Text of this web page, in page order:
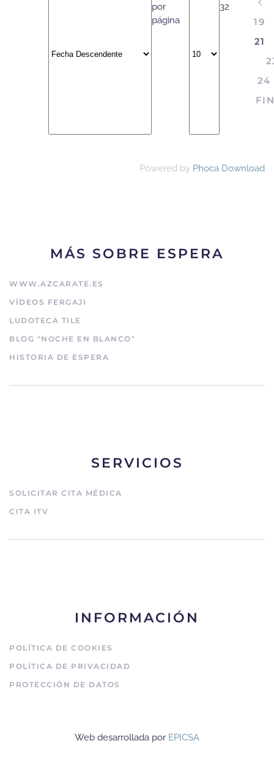
por
página
32
19
21
24
Powered by Phoca Download
MÁS SOBRE ESPERA
WWW.AZCARATE.ES
VÍDEOS FERGAJI
LUDOTECA TILE
BLOG "NOCHE EN BLANCO"
HISTORIA DE ESPERA
SERVICIOS
SOLICITAR CITA MÉDICA
CITA ITV
INFORMACIÓN
POLÍTICA DE COOKIES
POLÍTICA DE PRIVACIDAD
PROTECCIÓN DE DATOS
Web desarrollada por EPICSA